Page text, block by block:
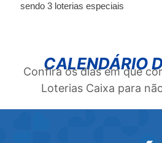
sendo 3 loterias especiais
CALENDÁRIO
Confira os dias em que
Loterias Caixa para